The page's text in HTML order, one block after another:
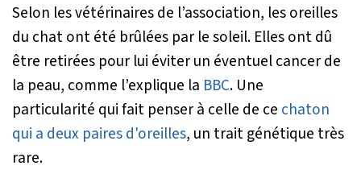
Selon les vétérinaires de l’association, les oreilles
du chat ont été brûlées par le soleil. Elles ont dû
être retirées pour lui éviter un éventuel cancer de
la peau, comme l’explique la BBC. Une
particularité qui fait penser à celle de ce chaton
qui a deux paires d'oreilles, un trait génétique très
rare.